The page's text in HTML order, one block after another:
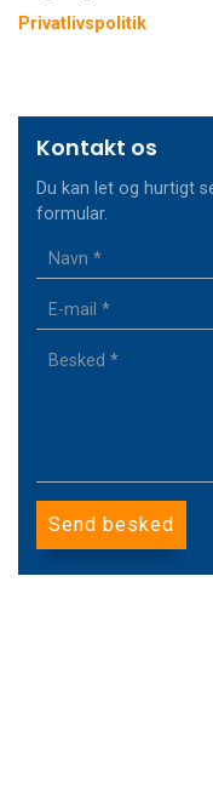
Privatlivspolitik
Kontakt os
Du kan let og hurtigt
formular.